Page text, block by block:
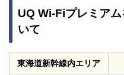
UQ Wi-Fiプレミア
いて
東海道新幹線内エリア